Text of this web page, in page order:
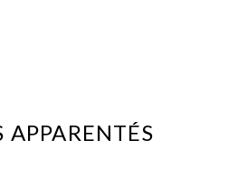
APPARENTÉS